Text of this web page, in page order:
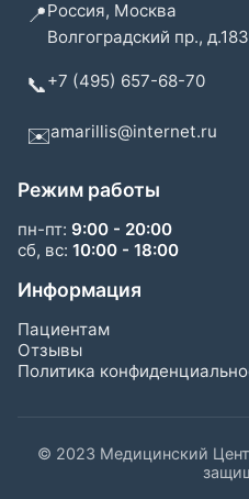
📍Россия, Москва
Волгоградский пр.,
📞+7 (495) 657-68-70
✉️amarillis@internet.ru
Режим работы
пн-пт: 9:00 - 20:00
сб, вс: 10:00 - 18:00
Информация
Пациентам
Отзывы
Политика
© 2023 Медицинский